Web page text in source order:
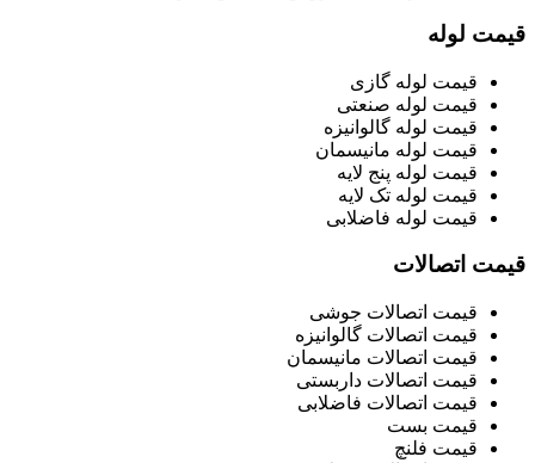
قیمت لوله
قیمت لوله گازی
قیمت لوله صنعتی
قیمت لوله گالوانیزه
قیمت لوله مانیسمان
قیمت لوله پنج لایه
قیمت لوله تک لایه
قیمت لوله فاضلابی
قیمت اتصالات
قیمت اتصالات جوشی
قیمت اتصالات گالوانیزه
قیمت اتصالات مانیسمان
قیمت اتصالات داربستی
قیمت اتصالات فاضلابی
قیمت بست
قیمت فلنچ